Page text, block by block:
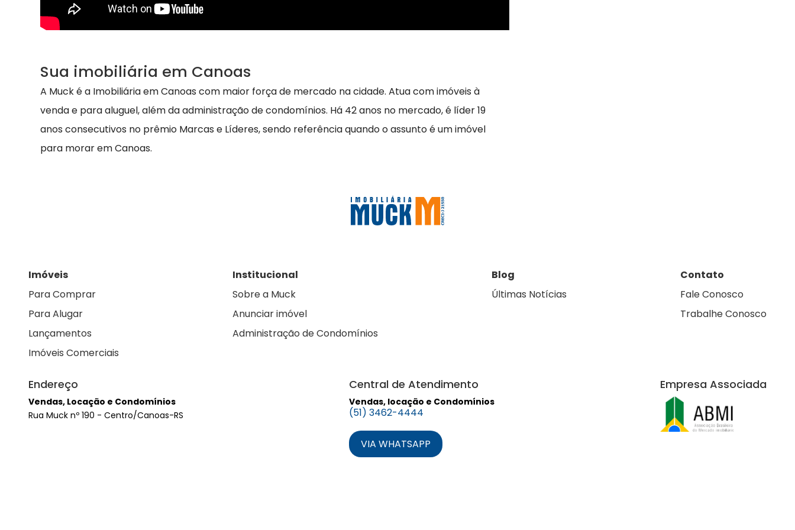
Sua imobiliária em Canoas
A Muck é a Imobiliária em Canoas com maior força de mercado na cidade. Atua com imóveis à
venda e para aluguel, além da administração de condomínios. Há 42 anos no mercado, é líder 19
anos consecutivos no prêmio Marcas e Líderes, sendo referência quando o assunto é um imóvel
para morar em Canoas.
Imóveis
Para Comprar
Para Alugar
Lançamentos
Imóveis Comerciais
Institucional
Sobre a Muck
Anunciar imóvel
Administração de Condomínios
Blog
Últimas Notícias
Contato
Fale Conosco
Trabalhe Conosco
Endereço
Vendas, Locação e Condomínios
Rua Muck nº 190 - Centro/Canoas-RS
Central de Atendimento
Vendas, locação e Condomínios
(51) 3462-4444
VIA WHATSAPP
Empresa Associada